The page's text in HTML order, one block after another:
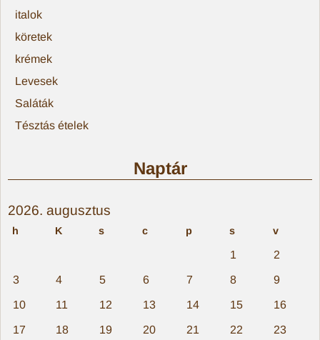
italok
köretek
krémek
Levesek
Saláták
Tésztás ételek
Naptár
2026. augusztus
h K s c p s v
1 2
3 4 5 6 7 8 9
10 11 12 13 14 15 16
17 18 19 20 21 22 23